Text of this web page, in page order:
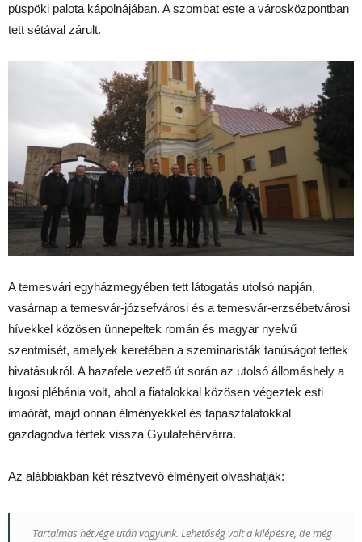
püspöki palota kápolnájában. A szombat este a városközpontban
tett sétával zárult.
A temesvári egyházmegyében tett látogatás utolsó napján,
vasárnap a temesvár-józsefvárosi és a temesvár-erzsébetvárosi
hívekkel közösen ünnepeltek román és magyar nyelvű
szentmisét, amelyek keretében a szeminaristák tanúságot tettek
hivatásukról. A hazafele vezető út során az utolsó állomáshely a
lugosi plébánia volt, ahol a fiatalokkal közösen végeztek esti
imaórát, majd onnan élményekkel és tapasztalatokkal
gazdagodva tértek vissza Gyulafehérvárra.
Az alábbiakban két résztvevő élményeit olvashatják:
Tartalmas hétvége után vagyunk. Lehetőség volt a kilépésre, de még